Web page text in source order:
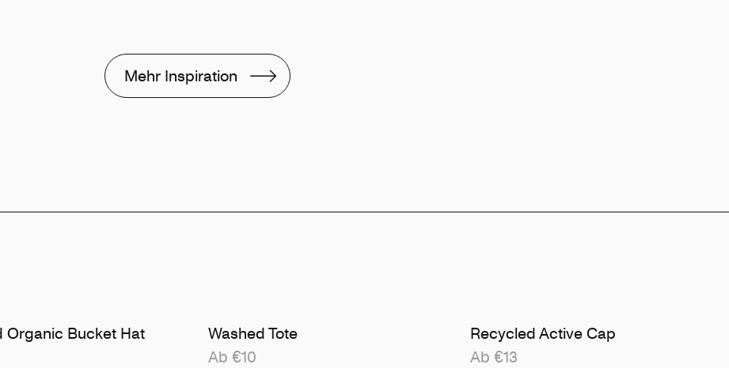
Mehr Inspiration
Organic Bucket Hat
Washed Tote
Ab €10
Recycled Active Cap
Ab €13